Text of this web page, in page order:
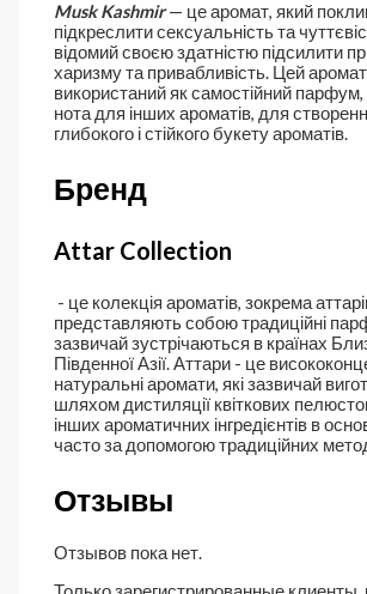
Musk Kashmir— це аромат, який
підкреслити сексуальність та
відомий своєю здатністю підсилити
харизму та привабливість. Цей
використаний як самостійний
нота для інших ароматів, для
глибокого і стійкого букету ароматів.
Бренд
Attar Collection
- це колекція ароматів, зокрема
представляють собою традиційні
зазвичай зустрічаються в країнах
Південної Азії. Аттари - це
натуральні аромати, які зазвичай
шляхом дистиляції квіткових
інших ароматичних інгредієнтів в
часто за допомогою традиційних
Отзывы
Отзывов пока нет.